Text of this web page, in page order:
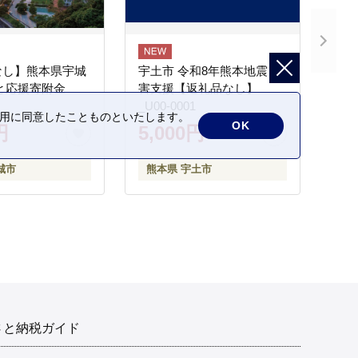
】熊本県宇城
応援寄附金
市
宇土市 令和8年熊本地震 災
害支援【返礼品なし】
_U00-0001
5,000円
熊本県 宇土市
納税ガイド
同意したことものといたします。
OK